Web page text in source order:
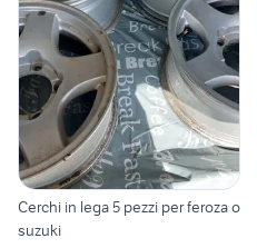
Cerchi in lega 5 pezzi per feroza o
suzuki